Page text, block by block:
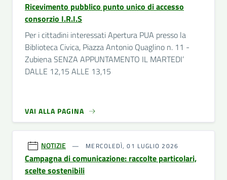
Ricevimento pubblico punto unico di accesso
consorzio I.R.I.S
Per i cittadini interessati Apertura PUA presso la
Biblioteca Civica, Piazza Antonio Quaglino n. 11 -
Zubiena SENZA APPUNTAMENTO IL MARTEDI’
DALLE 12,15 ALLE 13,15
VAI ALLA PAGINA
NOTIZIE MERCOLEDÌ, 01 LUGLIO 2026
Campagna di comunicazione: raccolte particolari,
scelte sostenibili